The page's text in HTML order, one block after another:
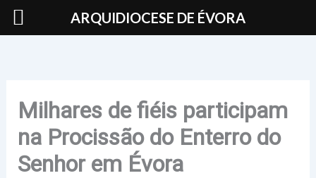
Skip
Milhares de fiéis participam
na Procissão do Enterro do
Senhor em Évora
ARQUIDIOCESE DE ÉVORA